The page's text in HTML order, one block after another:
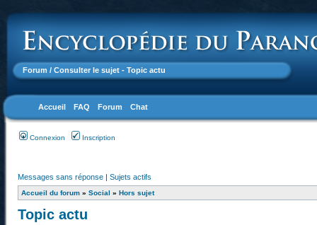
Forum / Consulter le sujet - Topic actu
Accueil FAQ Forum Chat
Connexion Inscription
Messages sans réponse | Sujets actifs
Accueil du forum » Social » Hors sujet
Topic actu